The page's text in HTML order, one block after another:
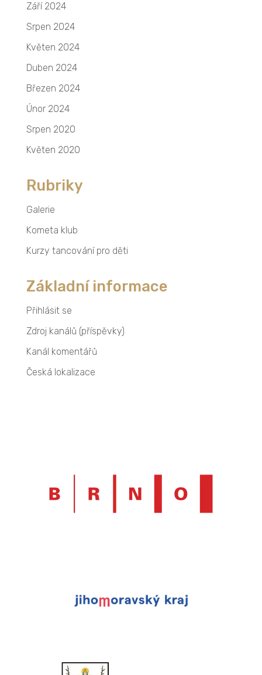
Září 2024
Srpen 2024
Květen 2024
Duben 2024
Březen 2024
Únor 2024
Srpen 2020
Květen 2020
Rubriky
Galerie
Kometa klub
Kurzy tancování pro děti
Základní informace
Přihlásit se
Zdroj kanálů (příspěvky)
Kanál komentářů
Česká lokalizace